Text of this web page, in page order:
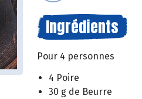
Ingrédients
Pour 4 personnes
4 Poire
30 g de Beurre